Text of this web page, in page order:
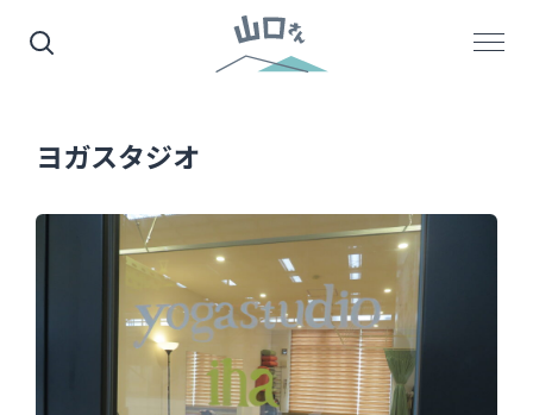
ヨガスタジオ